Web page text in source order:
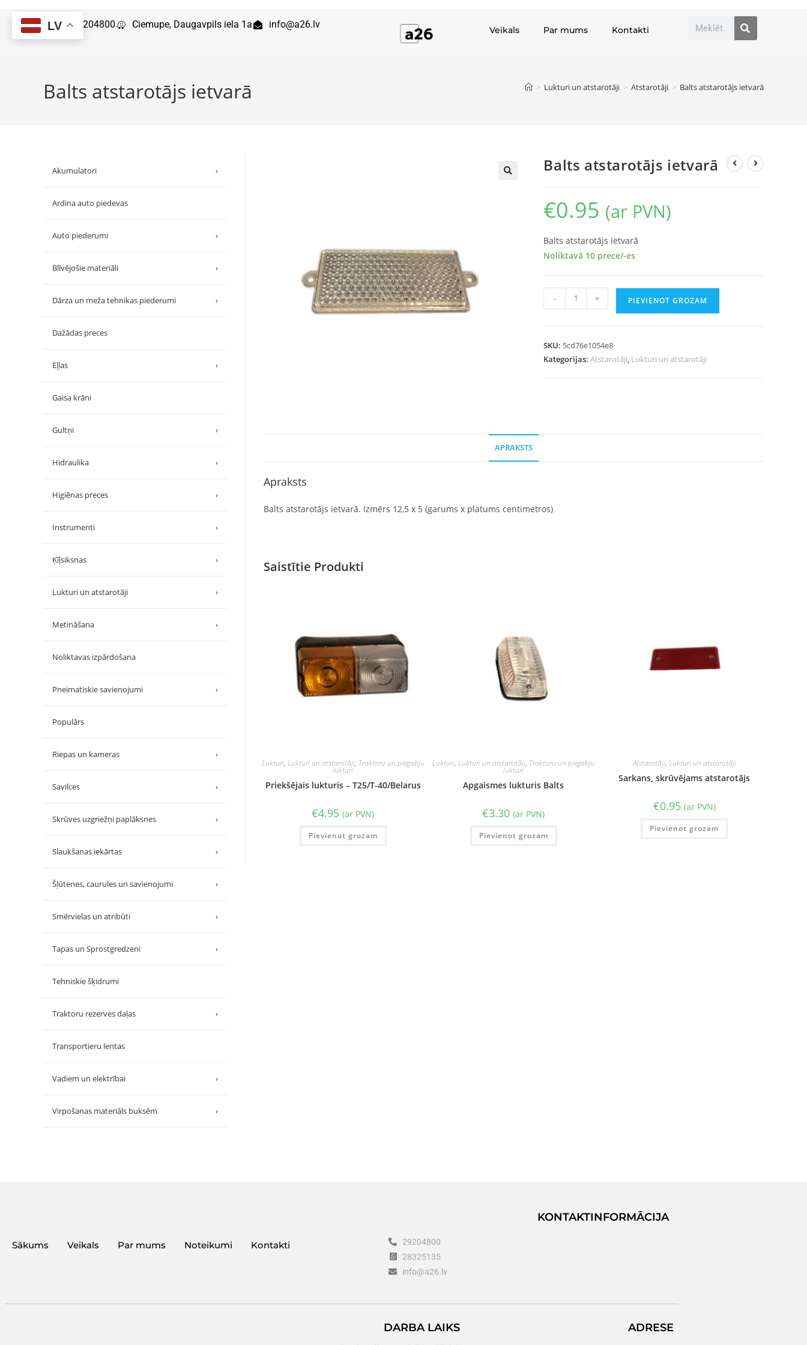
29204800 Ciemupe, Daugavpils iela 1a info@a26.lv Veikals Par mums Kontakti
Balts atstarotājs ietvarā > Lukturi un atstarotāji > Atstarotāji > Balts atstarotājs ietvarā
Balts atstarotājs ietvarā
€0.95 (ar PVN)
Balts atstarotājs ietvarā
Noliktavā 10 prece/-es
- + PIEVIENOT GROZAM
SKU: 5cd76e1054e8
Kategorijas:Atstarotāji, Lukturi un atstarotāji
APRAKSTS
Apraksts
Balts atstarotājs ietvarā. Izmērs 12,5 x 5 (garums x platums centimetros)
Saistītie Produkti
Lukturi, Lukturi un atstarotāji, Traktoru un piegabju
lukturi
Priekšējais lukturis – T25/T-40/Belarus
€4.95 (ar PVN)
Pievienot grozam
Lukturi, Lukturi un atstarotāji, Traktoru un piegabju
lukturi
Apgaismes lukturis Balts
€3.30 (ar PVN)
Pievienot grozam
Atstarotāji, Lukturi un atstarotāji
Sarkans, skrūvējams atstarotājs
€0.95 (ar PVN)
Pievienot grozam
Akumulatori ›
Ardina auto piedevas
Auto piederumi ›
Blīvējošie materiāli ›
Dārza un meža tehnikas piederumi ›
Dažādas preces
Eļļas ›
Gaisa krāni
Gultņi ›
Hidraulika ›
Higiēnas preces ›
Instrumenti ›
Ķīļsiksnas ›
Lukturi un atstarotāji ›
Metināšana ›
Noliktavas izpārdošana
Pneimatiskie savienojumi ›
Populārs
Riepas un kameras ›
Savilces ›
Skrūves uzgriežņi paplāksnes ›
Slaukšanas iekārtas ›
Šļūtenes, caurules un savienojumi ›
Smērvielas un atribūti ›
Tapas un Sprostgredzeni ›
Tehniskie šķidrumi
Traktoru rezerves daļas ›
Transportieru lentas
Vadiem un elektrībai ›
Virpošanas materiāls buksēm ›
Sākums Veikals Par mums Noteikumi Kontakti
KONTAKTINFORMĀCIJA
29204800
28325135
info@a26.lv
DARBA LAIKS ADRESE
LV